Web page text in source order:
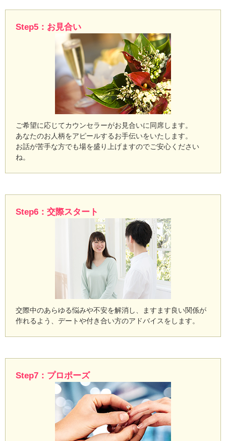
Step5：お見合い
ご希望に応じてカウンセラーがお見合いに同席します。
あなたのお人柄をアピールするお手伝いをいたします。
お話が苦手な方でも場を盛り上げますのでご安心ください
ね。
Step6：交際スタート
交際中のあらゆる悩みや不安を解消し、ますます良い関係が
作れるよう、デートや付き合い方のアドバイスをします。
Step7：プロポーズ